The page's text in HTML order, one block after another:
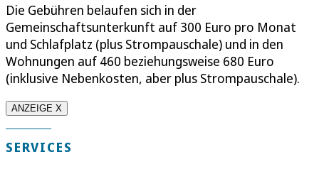
Die Gebühren belaufen sich in der
Gemeinschaftsunterkunft auf 300 Euro pro Monat
und Schlafplatz (plus Strompauschale) und in den
Wohnungen auf 460 beziehungsweise 680 Euro
(inklusive Nebenkosten, aber plus Strompauschale).
ANZEIGE X
SERVICES